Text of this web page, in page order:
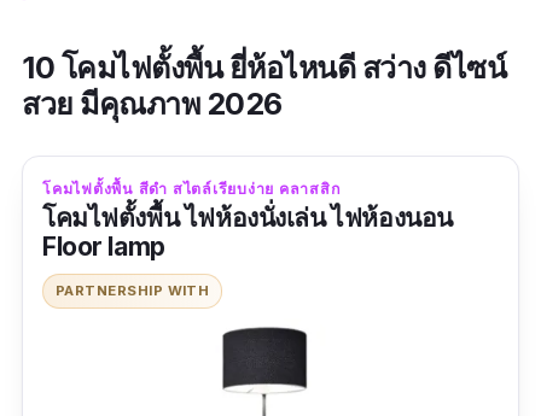
10 โคมไฟตั้งพื้น ยี่ห้อไหนดี สว่าง ดีไซน์
สวย มีคุณภาพ 2026
โคมไฟตั้งพื้น สีดำ สไตล์เรียบง่าย คลาสสิก
โคมไฟตั้งพื้น ไฟห้องนั่งเล่น ไฟห้องนอน
Floor lamp
PARTNERSHIP WITH